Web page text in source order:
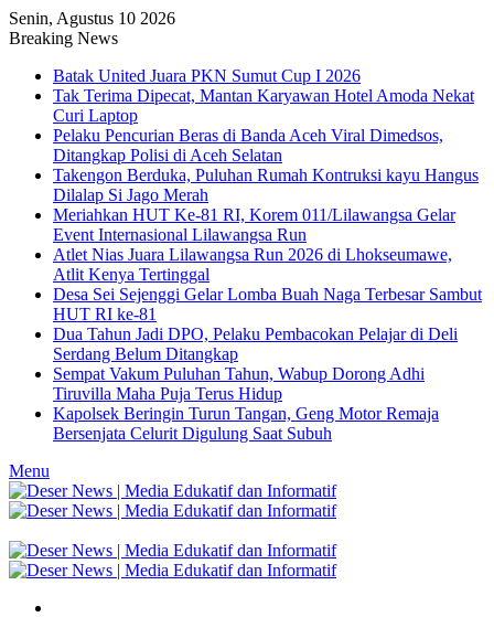
Senin, Agustus 10 2026
Breaking News
Batak United Juara PKN Sumut Cup I 2026
Tak Terima Dipecat, Mantan Karyawan Hotel Amoda Nekat
Curi Laptop
Pelaku Pencurian Beras di Banda Aceh Viral Dimedsos,
Ditangkap Polisi di Aceh Selatan
Takengon Berduka, Puluhan Rumah Kontruksi kayu Hangus
Dilalap Si Jago Merah
Meriahkan HUT Ke-81 RI, Korem 011/Lilawangsa Gelar
Event Internasional Lilawangsa Run
Atlet Nias Juara Lilawangsa Run 2026 di Lhokseumawe,
Atlit Kenya Tertinggal
Desa Sei Sejenggi Gelar Lomba Buah Naga Terbesar Sambut
HUT RI ke-81
Dua Tahun Jadi DPO, Pelaku Pembacokan Pelajar di Deli
Serdang Belum Ditangkap
Sempat Vakum Puluhan Tahun, Wabup Dorong Adhi
Tiruvilla Maha Puja Terus Hidup
Kapolsek Beringin Turun Tangan, Geng Motor Remaja
Bersenjata Celurit Digulung Saat Subuh
Menu